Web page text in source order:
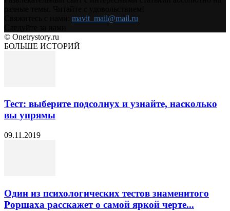
mavit_mail@mail.ru
© Onetrystory.ru
БОЛЬШЕ ИСТОРИЙ
Тест: выберите подсолнух и узнайте, насколько
вы упрямы
09.11.2019
Один из психологических тестов знаменитого
Роршаха расскажет о самой яркой черте...